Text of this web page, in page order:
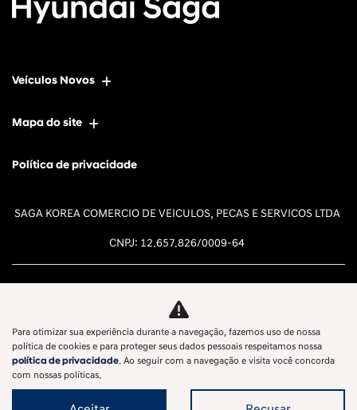
Veículos Novos
Mapa do site
Política de privacidade
SAGA KOREA COMERCIO DE VEICULOS, PECAS E SERVICOS LTDA
CNPJ: 12.657.826/0009-64
Desacelere. Seu bem maior é a
vida.
Para otimizar sua experiência durante a navegação, fazemos uso de nossa
política de cookies e para proteger seus dados pessoais respeitamos nossa
política de privacidade. Ao seguir com a navegação e visita você concorda
com nossas políticas.